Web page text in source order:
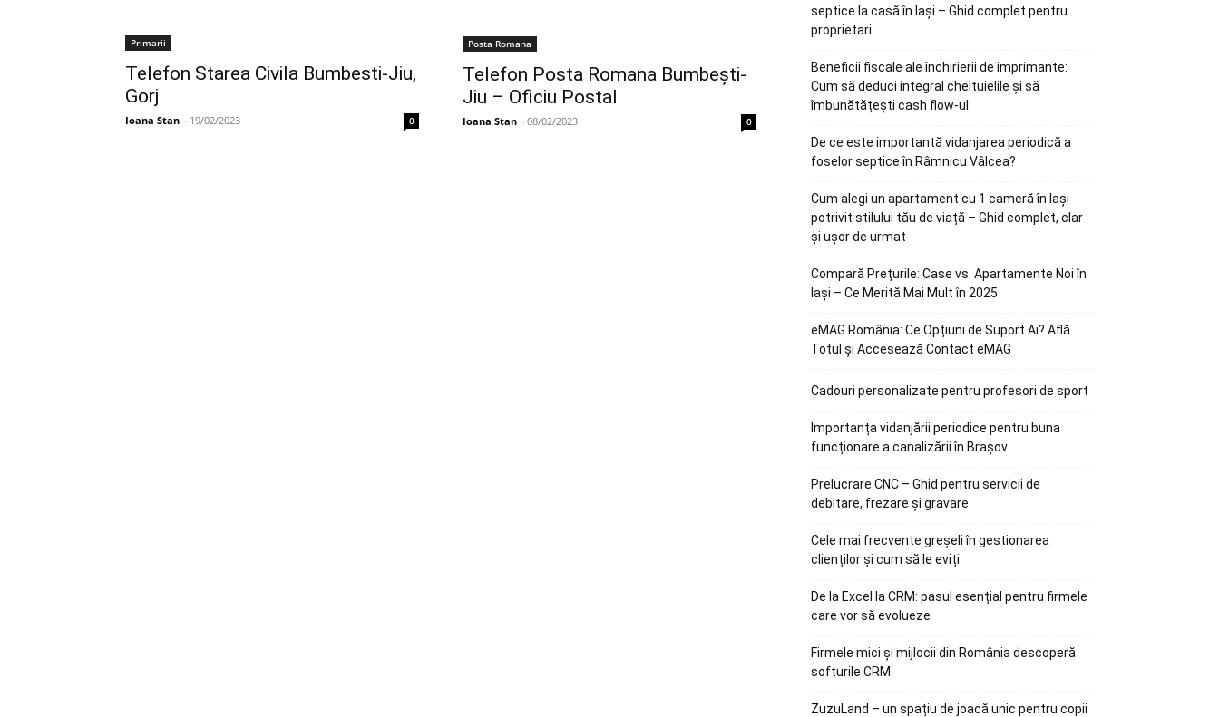
Primarii
Telefon Starea Civila Bumbesti-Jiu,
Gorj
Ioana Stan - 19/02/2023 0
Posta Romana
Telefon Posta Romana Bumbeşti-
Jiu – Oficiu Postal
Ioana Stan - 08/02/2023 0
septice la casă în Iași – Ghid complet pentru
proprietari
Beneficii fiscale ale închirierii de imprimante:
Cum să deduci integral cheltuielile și să
îmbunătățești cash flow-ul
De ce este importantă vidanjarea periodică a
foselor septice în Râmnicu Vâlcea?
Cum alegi un apartament cu 1 cameră în Iași
potrivit stilului tău de viață – Ghid complet, clar
și ușor de urmat
Compară Prețurile: Case vs. Apartamente Noi în
Iași – Ce Merită Mai Mult în 2025
eMAG România: Ce Opțiuni de Suport Ai? Află
Totul și Accesează Contact eMAG
Cadouri personalizate pentru profesori de sport
Importanța vidanjării periodice pentru buna
funcționare a canalizării în Brașov
Prelucrare CNC – Ghid pentru servicii de
debitare, frezare și gravare
Cele mai frecvente greșeli în gestionarea
clienților și cum să le eviți
De la Excel la CRM: pasul esențial pentru firmele
care vor să evolueze
Firmele mici și mijlocii din România descoperă
softurile CRM
ZuzuLand – un spațiu de joacă unic pentru copii